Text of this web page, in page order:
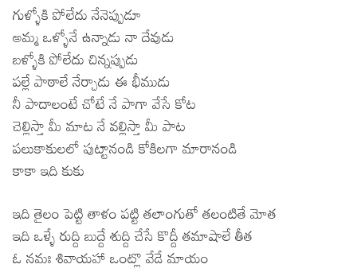
గుళ్ళోకి పోలేదు నేనెప్పుడూ
అమ్మ ఒళ్ళోనే ఉన్నాడు నా దేవుడు
బళ్ళోకి పోలేదు చిన్నప్పుడు
పల్లే పాఠాలే నేర్చాడు ఈ భీముడు
నీ పాదాలంటే చోటే నే పాగా వేసే కోట
చెల్లిస్తా మీ మాట నే వల్లిస్తా మీ పాట
పలుకాకులలో పుట్టానండి కోకిలగా మారానండి
కాకా ఇది కుకు
ఇది తైలం పెట్టి తాళం పట్టి తలాంగుతో తలంటితే మోత
ఇది ఒళ్ళే రుద్ది బుద్దే శుద్ది చేసే కొద్దీ తమాషాలే తీత
ఓ నమః శివాయహా ఒంట్లొ వేడే మాయం